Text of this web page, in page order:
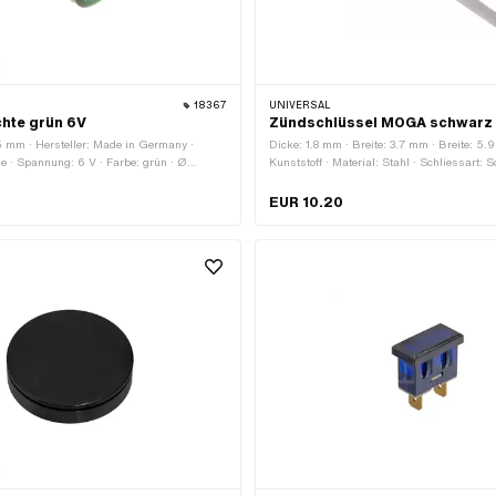
18367
grün 6V
· Hersteller: Made in Germany ·
· Spannung: 6 V · Farbe: grün · Ø
UNIVERSAL
Zündschlüssel MOGA schwarz
Dicke: 1.8 mm · Breite: 3.7 mm · Breite:
Kunststoff · Material: Stahl · Schliessart:
EUR 10.20